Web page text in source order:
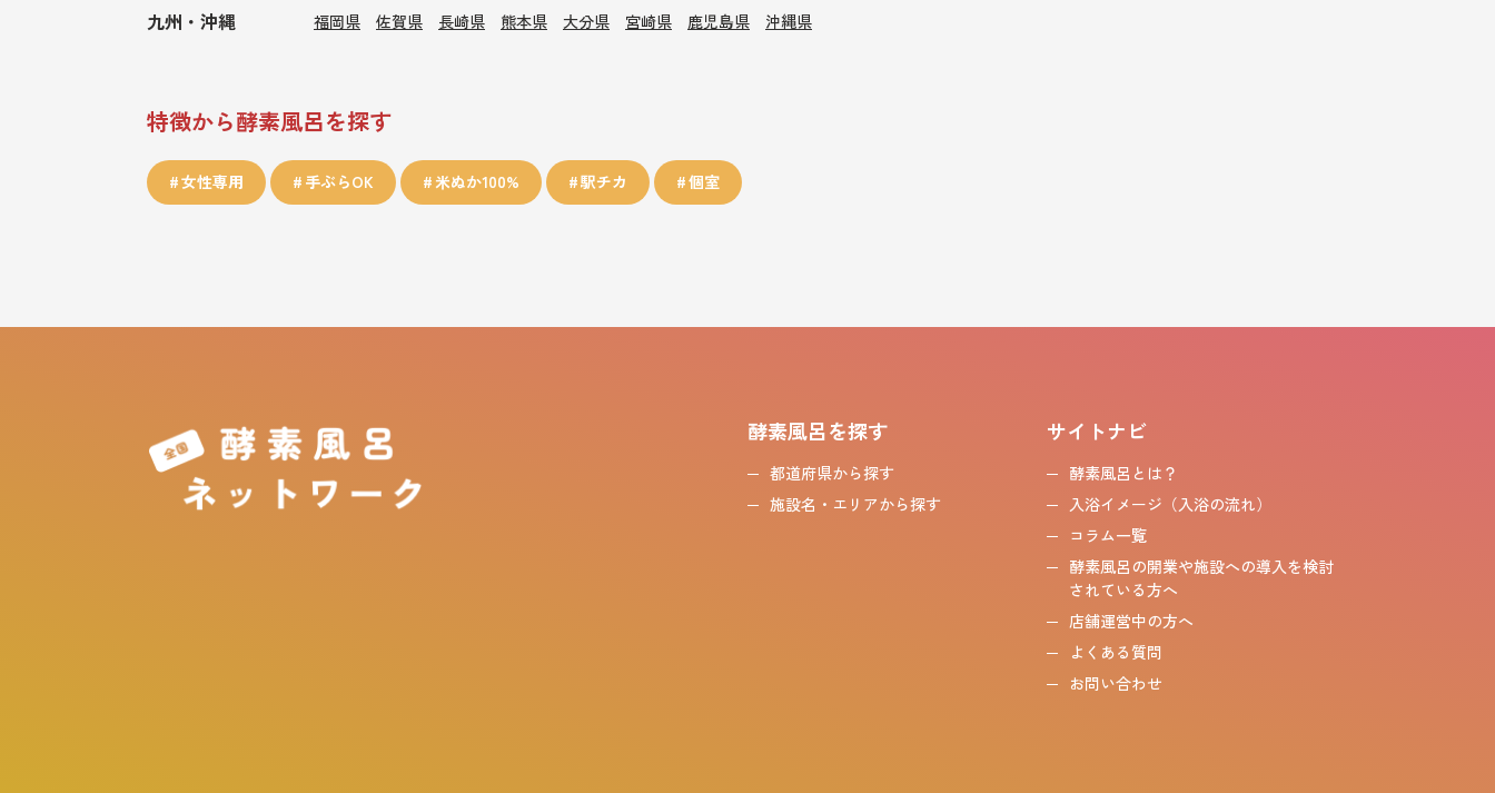
九州・沖縄 福岡県 佐賀県 長崎県 熊本県 大分県 宮崎県 鹿児島県 沖縄県
特徴から酵素風呂を探す
女性専用 手ぶらOK 米ぬか100% 駅チカ 個室
酵素風呂を探す
都道府県から探す
施設名・エリアから探す
サイトナビ
酵素風呂とは？
入浴イメージ（入浴の流れ）
コラム一覧
酵素風呂の開業や施設への導入を検討
されている方へ
店舗運営中の方へ
よくある質問
お問い合わせ